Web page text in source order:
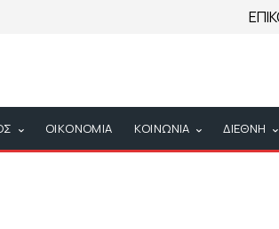
ΟΙΚΟΝΟΜΙΑ ΚΟΙΝΩΝΙΑ ΔΙΕΘΝΗ